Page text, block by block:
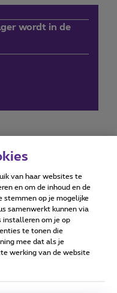
wordt in de
statement
Proximus
van haar websites te
en om de inhoud en de
op je mogelijke
samenwerkt kunnen via
installeren om je op
te tonen die
mee dat als je
werking van de website